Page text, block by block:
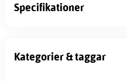
Specifikationer
Kategorier & taggar